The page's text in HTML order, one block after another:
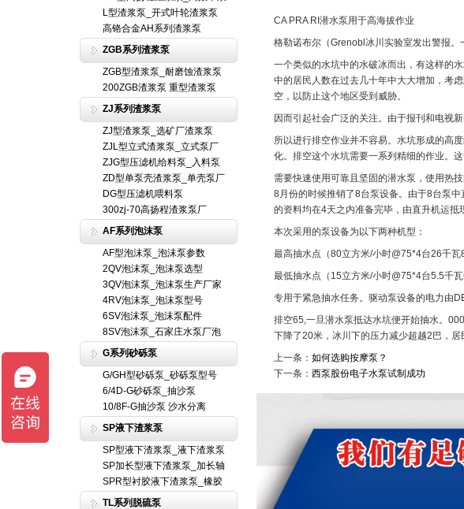
L型渣浆泵_开式叶轮渣浆泵
高铬合金AH系列渣浆泵
ZGB系列渣浆泵
ZGB型渣浆泵_耐磨蚀渣浆泵
200ZGB渣浆泵 重型渣浆泵
ZJ系列渣浆泵
ZJ型渣浆泵_选矿厂渣浆泵
ZJL型立式渣浆泵_立式泵厂
ZJG型压滤机给料泵_入料泵
ZD型单泵壳渣浆泵_单壳泵厂
DG型压滤机喂料泵
300zj-70高扬程渣浆泵厂
AF系列泡沫泵
AF型泡沫泵_泡沫泵参数
2QV泡沫泵_泡沫泵选型
3QV泡沫泵_泡沫泵生产厂家
4RV泡沫泵_泡沫泵型号
6SV泡沫泵_泡沫泵配件
8SV泡沫泵_石家庄水泵厂泡
G系列砂砾泵
G/GH型砂砾泵_砂砾泵型号
6/4D-G砂砾泵_抽沙泵
10/8F-G抽沙泵 沙水分离
SP液下渣浆泵
SP型液下渣浆泵_液下渣浆泵
SP加长型液下渣浆泵_加长轴
SPR型衬胶液下渣浆泵_橡胶
TL系列脱硫泵
CA PRA RI潜水泵用于高海拔作业
格勒诺布尔（Grenobl冰川实验室发出警报。
一个类似的水坑中的水破冰而出，有这样的
中的居民人数在过去几十年中大大增加，考
空，以防止这个地区受到威胁。
因而引起社会广泛的关注。由于报刊和电视
所以进行排空作业并不容易。水坑形成的高
化。排空这个水坑需要一系列精细的作业。
需要快速使用可靠且坚固的潜水泵，使用热
8月份的时候推销了8台泵设备。由于8台泵
的资料均在4天之内准备完毕，由直升机运抵
本次采用的泵设备为以下两种机型：
最高抽水点（80立方米/小时@75*4台26千瓦
最低抽水点（15立方米/小时@75*4台5.5千瓦
专用于紧急抽水任务。驱动泵设备的电力由
排空65,一旦潜水泵抵达水坑便开始抽水。
下降了20米，冰川下的压力减少超越2巴，居
上一条： 如何选购按摩泵？
下一条： 西泵股份电子水泵试制成功